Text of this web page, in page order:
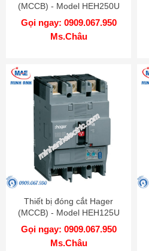
(MCCB) - Model HEH250U
Gọi ngay: 0909.067.950
Ms.Châu
Thiết bị đóng cắt Hager
(MCCB) - Model HEH125U
Gọi ngay: 0909.067.950
Ms.Châu